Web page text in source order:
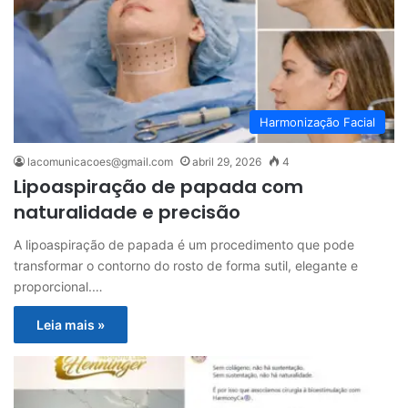
Harmonização Facial
lacomunicacoes@gmail.com abril 29, 2026 4
Lipoaspiração de papada com
naturalidade e precisão
A lipoaspiração de papada é um procedimento que pode
transformar o contorno do rosto de forma sutil, elegante e
proporcional.…
Leia mais »